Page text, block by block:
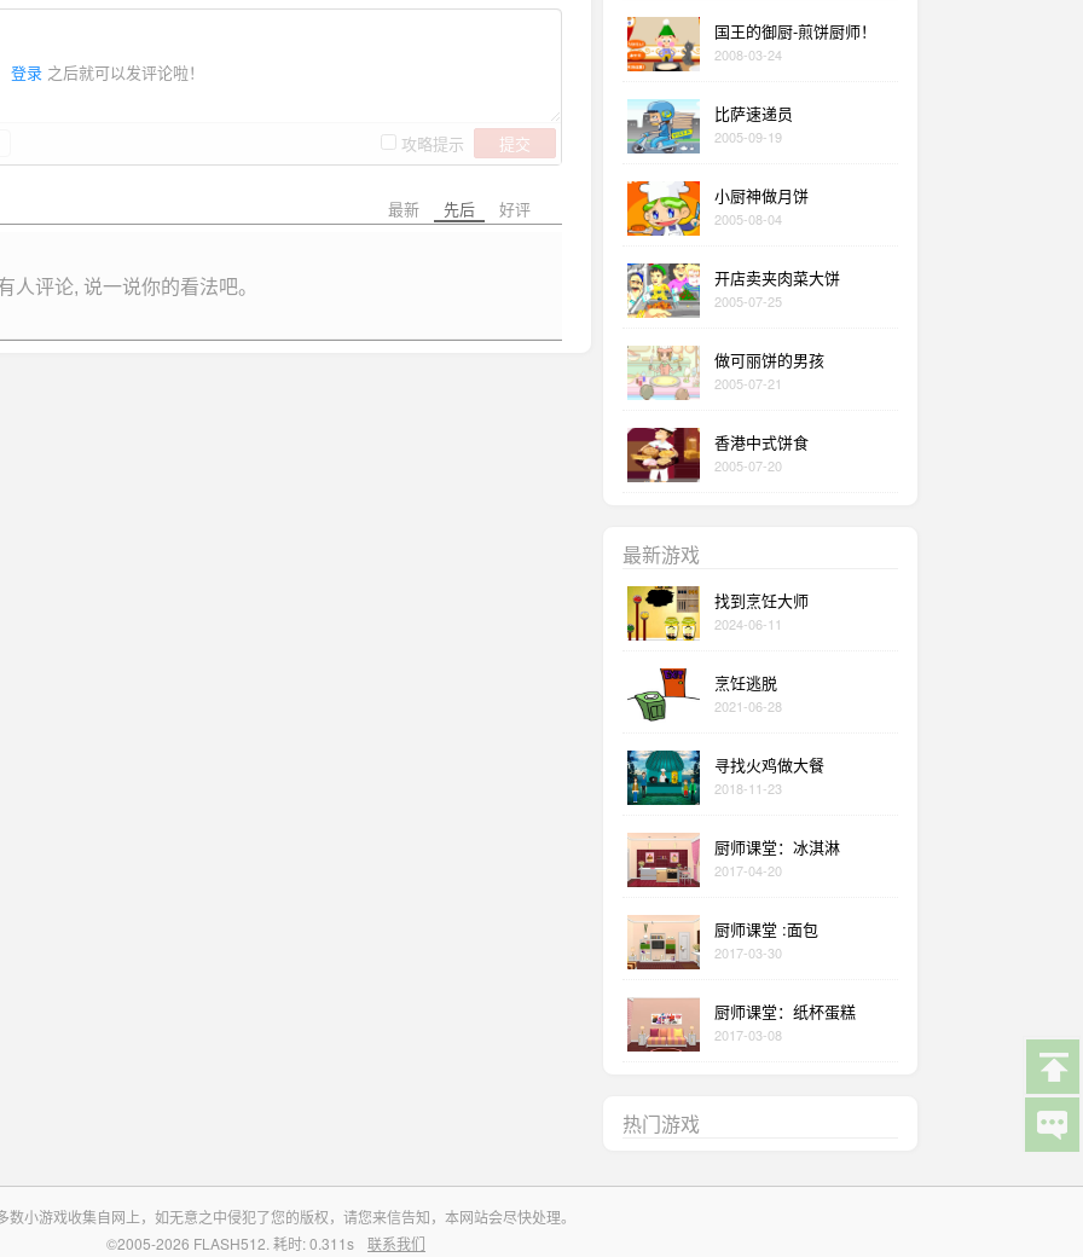
登录 之后就可以发评论啦！
攻略提示 提交
最新 先后 好评
人评论, 说一说你的看法吧。
国王的御厨-煎饼厨师！
2008-03-24
比萨速递员
2005-09-19
小厨神做月饼
2005-08-04
开店卖夹肉菜大饼
2005-07-25
做可丽饼的男孩
2005-07-21
香港中式饼食
2005-07-20
最新游戏
找到烹饪大师
2024-06-11
烹饪逃脱
2021-06-28
寻找火鸡做大餐
2018-11-23
厨师课堂：冰淇淋
2017-04-20
厨师课堂 :面包
2017-03-30
厨师课堂：纸杯蛋糕
2017-03-08
热门游戏
数小游戏收集自网上，如无意之中侵犯了您的版权，请您来信告知，本网站会尽快处理。
©2005-2026 FLASH512. 耗时: 0.311s
联系我们